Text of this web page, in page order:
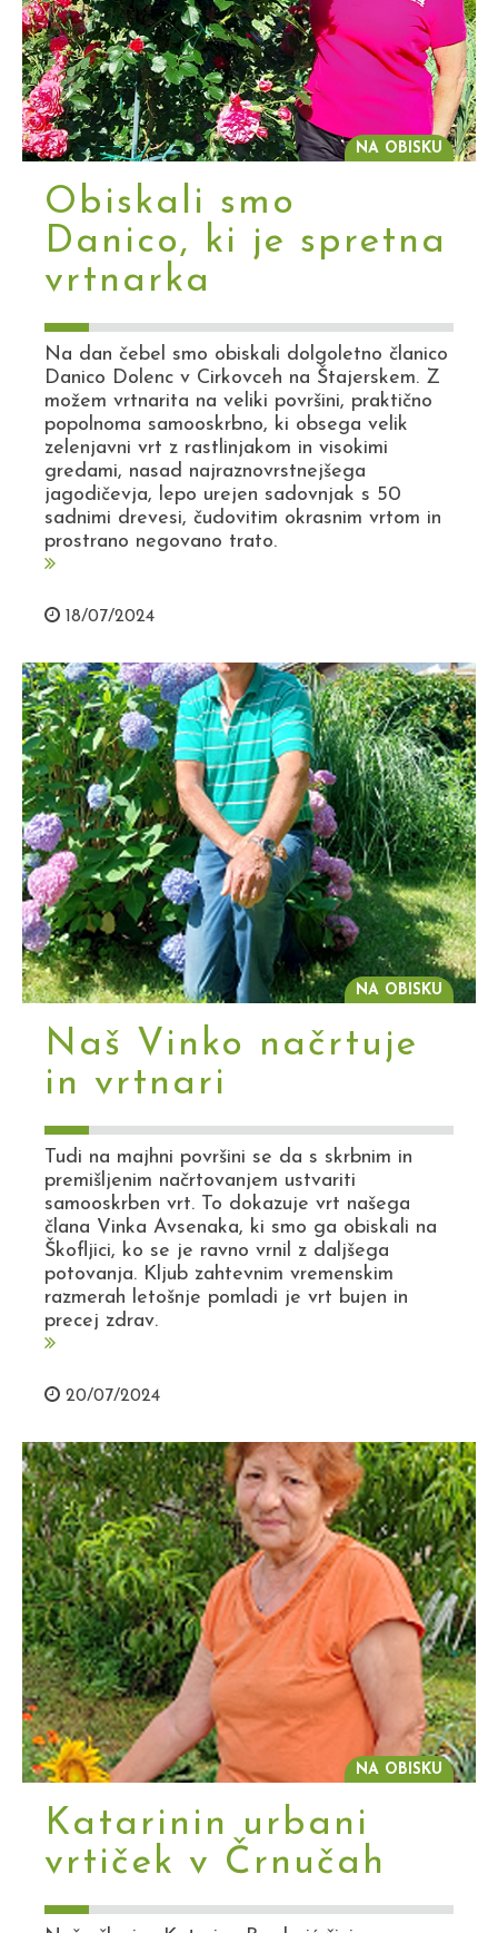
NA OBISKU
Obiskali smo
Danico, ki je spretna
vrtnarka
Na dan čebel smo obiskali dolgoletno članico
Danico Dolenc v Cirkovceh na Štajerskem. Z
možem vrtnarita na veliki površini, praktično
popolnoma samooskrbno, ki obsega velik
zelenjavni vrt z rastlinjakom in visokimi
gredami, nasad najraznovrstnejšega
jagodičevja, lepo urejen sadovnjak s 50
sadnimi drevesi, čudovitim okrasnim vrtom in
prostrano negovano trato.
18/07/2024
NA OBISKU
Naš Vinko načrtuje
in vrtnari
Tudi na majhni površini se da s skrbnim in
premišljenim načrtovanjem ustvariti
samooskrben vrt. To dokazuje vrt našega
člana Vinka Avsenaka, ki smo ga obiskali na
Škofljici, ko se je ravno vrnil z daljšega
potovanja. Kljub zahtevnim vremenskim
razmerah letošnje pomladi je vrt bujen in
precej zdrav.
20/07/2024
NA OBISKU
Katarinin urbani
vrtiček v Črnučah